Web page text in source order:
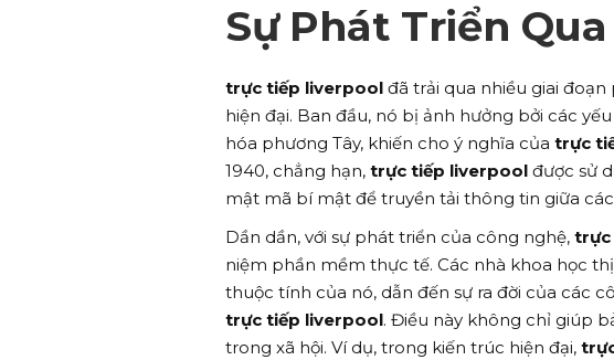
Sự Phát Triển
trực tiếp liverpool đã trải qua nhiều giai
hiện đại. Ban đầu, nó bị ảnh hưởng bởi các
hóa phương Tây, khiến cho ý nghĩa của trực
1940, chẳng hạn, trực tiếp liverpool được sử
mật mã bí mật để truyền tải thông tin giữa các
Dần dần, với sự phát triển của công nghệ, trực
niệm phần mềm thực tế. Các nhà khoa học
thuộc tính của nó, dẫn đến sự ra đời của các
trực tiếp liverpool. Điều này không chỉ giúp
trong xã hội. Ví dụ, trong kiến trúc hiện đại,